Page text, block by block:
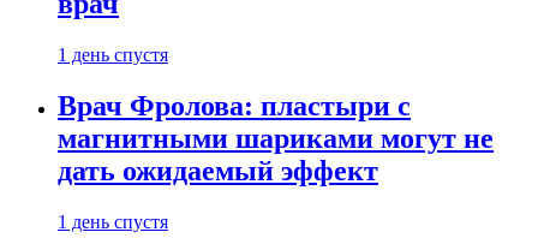
1 день спустя
Врач Фролова: пластыри с
магнитными шариками могут не
дать ожидаемый эффект
1 день спустя